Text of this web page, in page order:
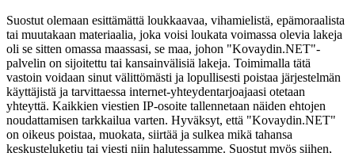
Suostut olemaan esittämättä loukkaavaa, vihamielistä, epämoraalista
tai muutakaan materiaalia, joka voisi loukata voimassa olevia lakeja
oli se sitten omassa maassasi, se maa, johon "Kovaydin.NET"-
palvelin on sijoitettu tai kansainvälisiä lakeja. Toimimalla tätä
vastoin voidaan sinut välittömästi ja lopullisesti poistaa järjestelmän
käyttäjistä ja tarvittaessa internet-yhteydentarjoajaasi otetaan
yhteyttä. Kaikkien viestien IP-osoite tallennetaan näiden ehtojen
noudattamisen tarkkailua varten. Hyväksyt, että "Kovaydin.NET"
on oikeus poistaa, muokata, siirtää ja sulkea mikä tahansa
keskusteluketju tai viesti niin halutessamme. Suostut myös siihen,